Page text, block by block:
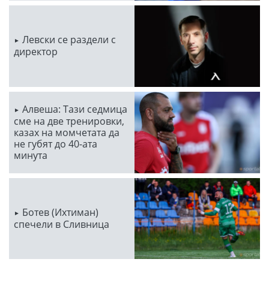
Левски се раздели с
директор
Алвеша: Тази седмица
сме на две тренировки,
казах на момчетата да
не губят до 40-ата
минута
Ботев (Ихтиман)
спечели в Сливница